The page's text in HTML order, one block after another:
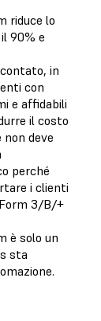
riduce lo
90% e
in
con
e affidabili
il costo
deve
perché
i clienti
3/B/+
è solo un
sta